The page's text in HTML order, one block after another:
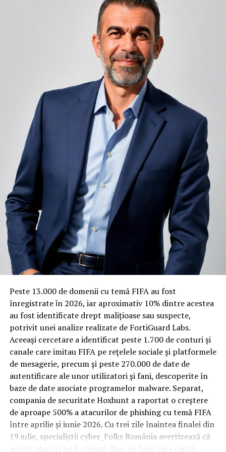
Camerele de hotel sunt, prin natura lor, spații apropiate
unele de altele, separate de pereți care nu pot fi făcuți
infinit de groși din motive practice și economice.
Zgomotul pașilor din camera de sus sau din coridorul
adiacent rămâne una dintre cele mai frecvente
nemulțumiri semnalate de oaspeți în recenziile online,
chiar și la unități altfel apreciate pentru servicii și
locație. De multe ori, oaspeții nu identifică pardoseala
drept sursa reală a problemei, ci descriu simplu senzația
de spațiu zgomotos sau agitat.
Pardoseala joacă un rol important în absorbția acestor
sunete, mai ales în zonele de trecere frecventă dintre
cameră și baie sau dintre pat și fereastră. Un material cu
proprietăți fonoabsorbante bune reduce transmiterea
zgomotului către camerele vecine și către etajele
inferioare, un aspect esențial mai ales în clădirile mai
vechi, cu structuri care nu au fost proiectate inițial
pentru izolare fonică performantă.
Rotația rapidă a oaspeților cere
materiale rezistente
Spre diferență de o locuință obișnuită, o cameră de hotel
trece printr-un ciclu de utilizare intensă: oaspeți diferiți,
bagaje trase pe roți, curățenie zilnică, uneori mai multe
rezervări consecutive în aceeași săptămână. Această
frecvență ridicată de utilizare pune presiune reală pe
orice suprafață, iar pardoseala este printre primele
elemente afectate vizibil, mai ales în zona din jurul
patului și a ușii de acces.
În etapa de renovare sau construcție, administratorii
care iau în calcul mocheta trafic intens
pentru zonele
cu rotație mare reduc riscul de uzură prematură și de
decolorare vizibilă în punctele de trecere frecventă. Este
o decizie care ține mai puțin de stil și mai mult de
Peste 13.000 de domenii cu temă FIFA au fost
înregistrate ȋn 2026, iar aproximativ 10% dintre acestea
au fost identificate drept malițioase sau suspecte,
potrivit unei analize realizate de FortiGuard Labs.
Aceeași cercetare a identificat peste 1.700 de conturi și
canale care imitau FIFA pe rețelele sociale și platformele
de mesagerie, precum și peste 270.000 de date de
autentificare ale unor utilizatori și fani, descoperite în
baze de date asociate programelor malware. Separat,
compania de securitate Hoxhunt a raportat o creștere
de aproape 500% a atacurilor de phishing cu temă FIFA
între aprilie și iunie 2026. Cu trei zile înaintea finalei din
19 iulie, specialiștii cyber_Folks România avertizează că